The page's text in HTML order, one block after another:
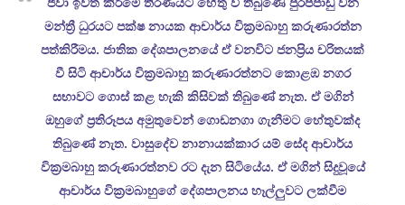
මන්ත්‍රී ධුරයට පක්ෂ නායක ආචාර්ය වික්‍රමබාහු කරුණාරත්න
පත්කිරීමය. ජාතික දේශපාලනයේ ඒ වනවිට ජනප්‍රිය චරිතයක්
වී සිටි ආචාර්ය වික්‍රමබාහු කරුණාරත්නට කොළඹ නගර
සභාවට ගොස් කළ හැකි කිසිවක් තිබුණේ නැත. ඒ මගින්
ඔහුගේ ප්‍රතිරූපය අමුතුවෙන් ගොඩනගා ගැනීමට හේතුවක්ද
තිබුණේ නැත. වාසුදේව නානායක්කාර යම් සේද ආචාර්ය
වික්‍රමබාහු කරුණාරත්නව රට දැන සිටියේය. ඒ මගින් සිදුවූයේ
ආචාර්ය වික්‍රමබාහුගේ දේශපාලනය හෑල්ලුවට ලක්වීම